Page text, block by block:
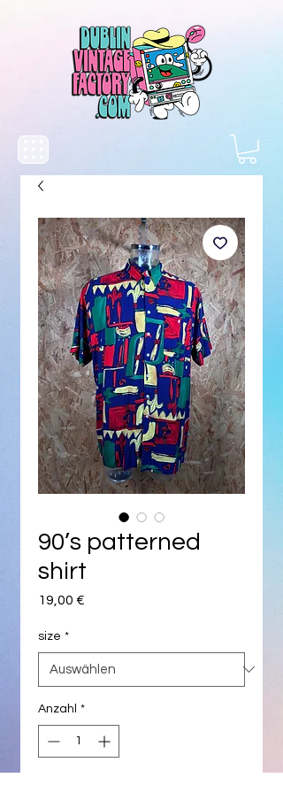
90’s patterned
shirt
19,00 €
size *
Anzahl *